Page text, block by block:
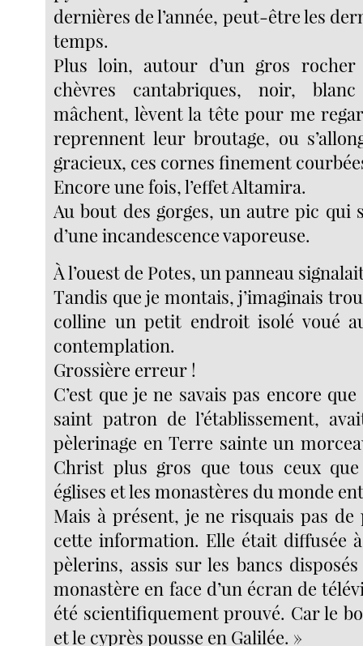
dernières de l’année, peut-être les
temps.
Plus loin, autour d’un gros
chèvres cantabriques, noir,
mâchent, lèvent la tête pour me
reprennent leur broutage, ou
gracieux, ces cornes finement
Encore une fois, l’effet Altamira.
Au bout des gorges, un autre pic qui
d’une incandescence vaporeuse.
À l’ouest de Potes, un panneau
Tandis que je montais, j’imaginais
colline un petit endroit isolé voué
contemplation.
Grossière erreur !
C’est que je ne savais pas encore
saint patron de l’établissement,
pèlerinage en Terre sainte un
Christ plus gros que tous ceux que
églises et les monastères du monde
Mais à présent, je ne risquais pas de
cette information. Elle était diffusée
pèlerins, assis sur les bancs
monastère en face d’un écran de
été scientifiquement prouvé. Car le
et le cyprès pousse en Galilée. »